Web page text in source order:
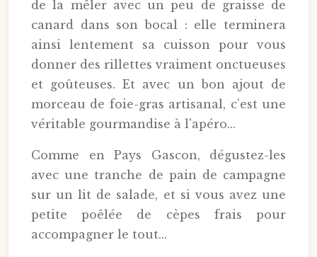
de la mêler avec un peu de graisse de
canard dans son bocal : elle terminera
ainsi lentement sa cuisson pour vous
donner des rillettes vraiment onctueuses
et goûteuses. Et avec un bon ajout de
morceau de foie-gras artisanal, c’est une
véritable gourmandise à l'apéro...
Comme en Pays Gascon, dégustez-les
avec une tranche de pain de campagne
sur un lit de salade, et si vous avez une
petite poêlée de cèpes frais pour
accompagner le tout...